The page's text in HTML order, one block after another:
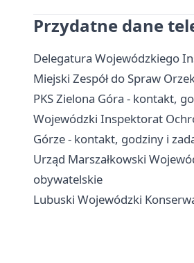
Przydatne dane
Delegatura Wojewódzkiego
Miejski Zespół do Spraw
PKS Zielona Góra - kontakt,
Wojewódzki Inspektorat
Górze - kontakt, godziny i
Urząd Marszałkowski
obywatelskie
Lubuski Wojewódzki